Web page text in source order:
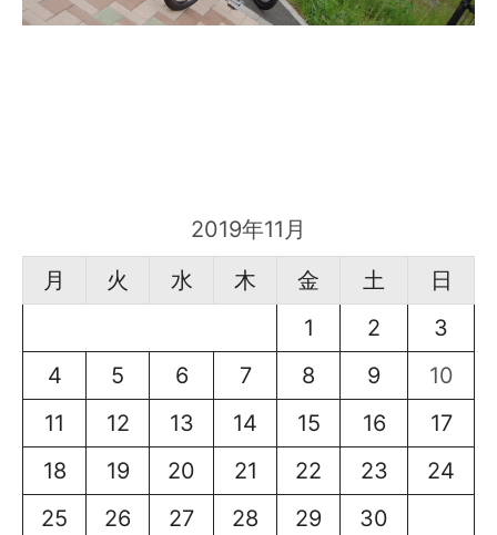
2019年11月
月
火 水 木 金 土
日
1
2
3
4
5 6 7 8 9
10
11
12 13 14 15 16
17
18
19 20 21 22 23
24
25
26 27 28 29 30